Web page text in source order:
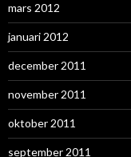
mars 2012
januari 2012
december 2011
november 2011
oktober 2011
september 2011